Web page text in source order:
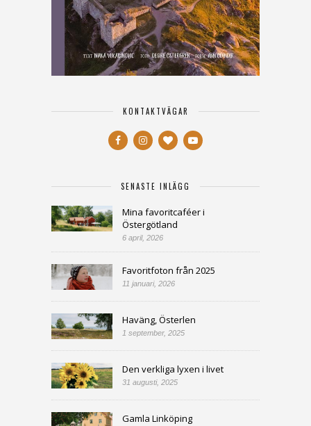
KONTAKTVÄGAR
SENASTE INLÄGG
Mina favoritcaféer i
Östergötland
6 april, 2026
Favoritfoton från 2025
11 januari, 2026
Haväng, Österlen
1 september, 2025
Den verkliga lyxen i livet
31 augusti, 2025
Gamla Linköping